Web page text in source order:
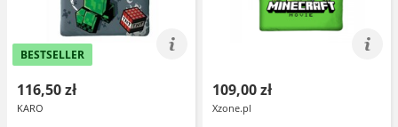
BESTSELLER
116,50 zł
KARO
109,00 zł
Xzone.pl